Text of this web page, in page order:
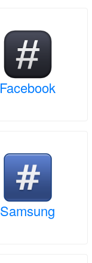
Facebook
Samsung